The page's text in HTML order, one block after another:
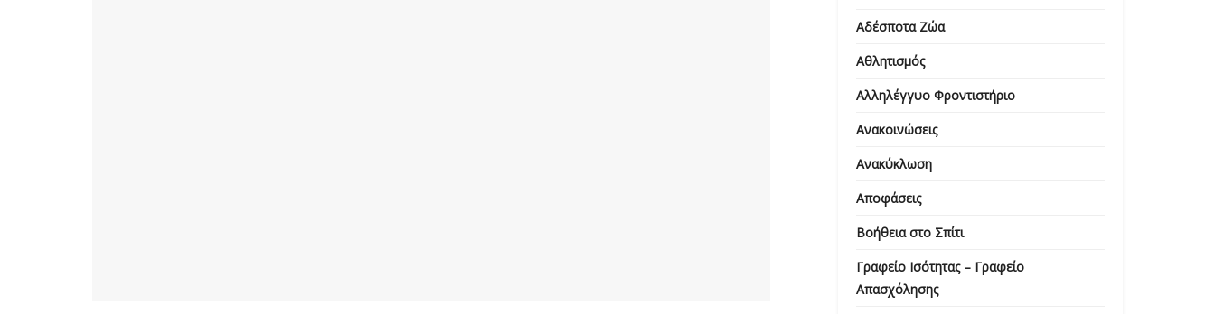
Αδέσποτα Ζώα
Αθλητισμός
Αλληλέγγυο Φροντιστήριο
Ανακοινώσεις
Ανακύκλωση
Αποφάσεις
Βοήθεια στο Σπίτι
Γραφείο Ισότητας – Γραφείο
Απασχόλησης